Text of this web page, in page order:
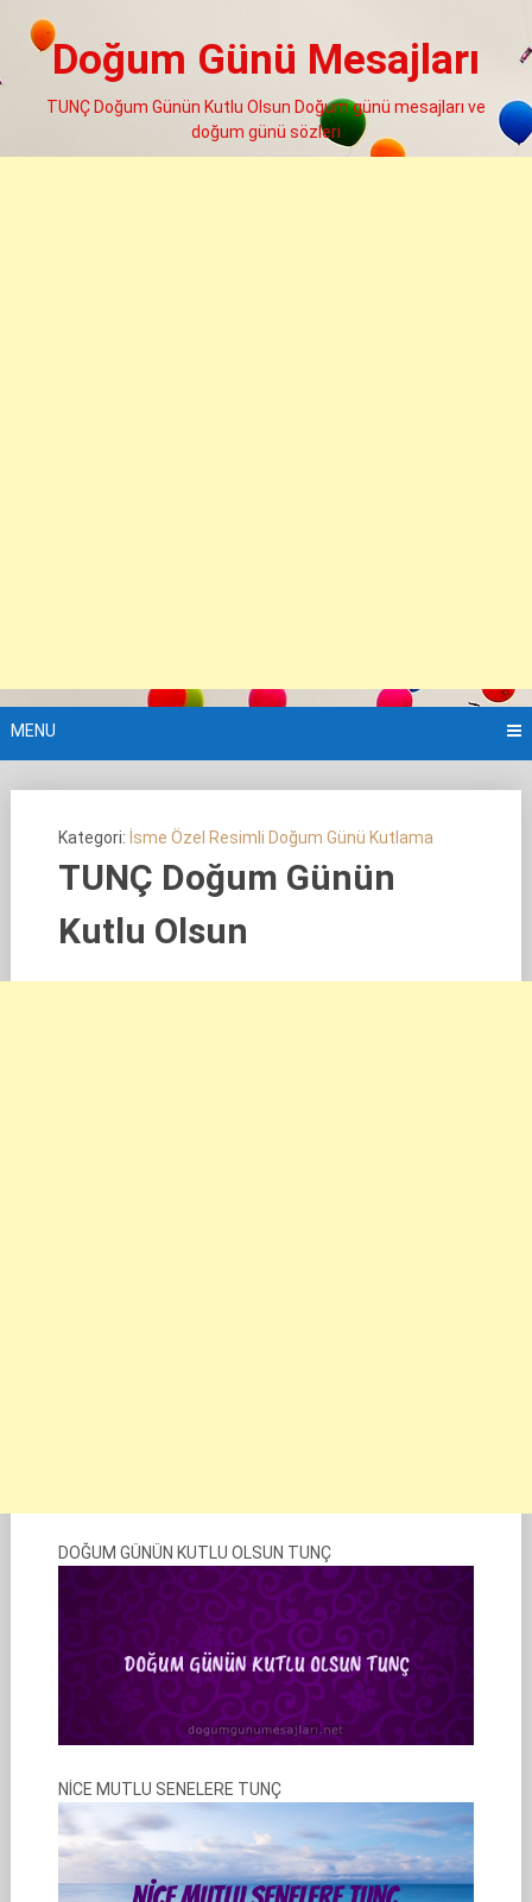
Doğum Günü Mesajları
TUNÇ Doğum Günün Kutlu Olsun Doğum günü mesajları ve
doğum günü sözleri
MENU
Kategori: İsme Özel Resimli Doğum Günü Kutlama
TUNÇ Doğum Günün
Kutlu Olsun
DOĞUM GÜNÜN KUTLU OLSUN TUNÇ
NİCE MUTLU SENELERE TUNÇ